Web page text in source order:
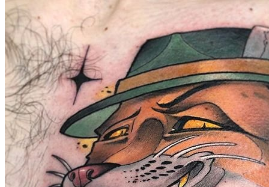
武汉老兵纹身微信
： 服务号：laobingwenshen 订阅号：laobing66666 打造国
文资讯！精美纹身图案及手稿 纹身作品 一站搞定！回复相
问千万素材的微官网，中国最强最全纹身图案尽在其中！